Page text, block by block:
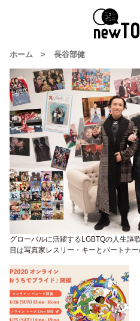
ホーム > 長谷部健
グローバルに活躍するLGBTQの人生謳
目は写真家レスリー・キーとパートナ